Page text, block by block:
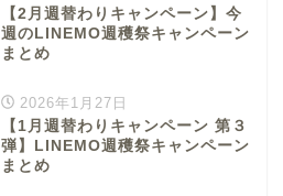
【2月週替わりキャンペーン】今
週のLINEMO週穫祭キャンペーン
まとめ
2026年1月27日
【1月週替わりキャンペーン 第３
弾】LINEMO週穫祭キャンペーン
まとめ